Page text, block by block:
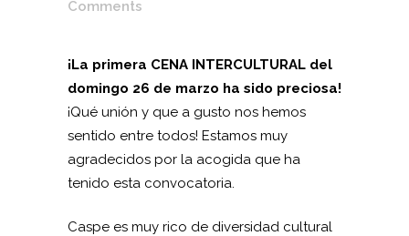
Comments
¡La primera CENA INTERCULTURAL del
domingo 26 de marzo ha sido preciosa!
¡Qué unión y que a gusto nos hemos
sentido entre todos! Estamos muy
agradecidos por la acogida que ha
tenido esta convocatoria.
Caspe es muy rico de diversidad cultural